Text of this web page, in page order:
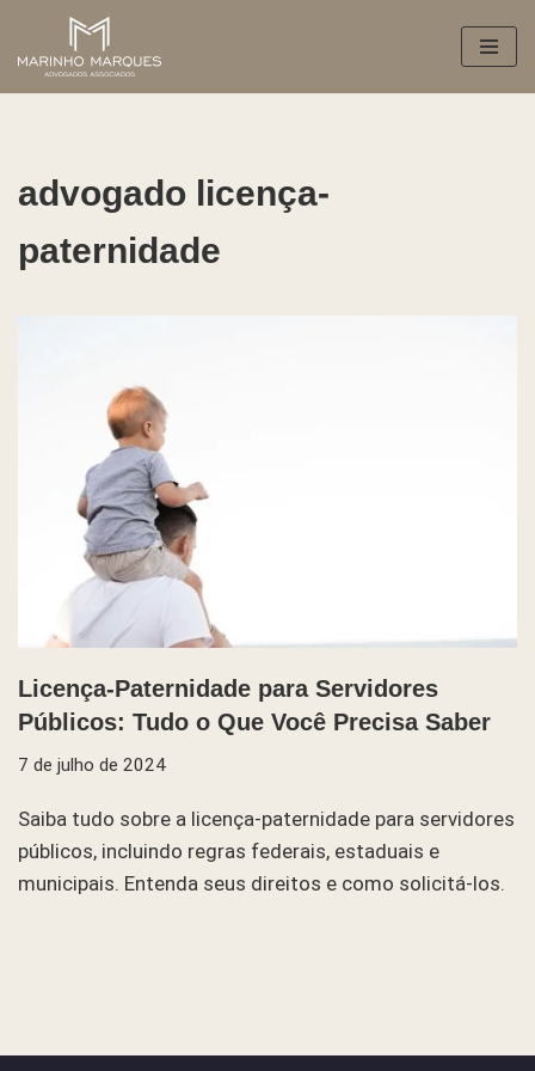
Pular
para
advogado licença-
paternidade
Licença-Paternidade para Servidores
Públicos: Tudo o Que Você Precisa Saber
7 de julho de 2024
Saiba tudo sobre a licença-paternidade para servidores
públicos, incluindo regras federais, estaduais e
municipais. Entenda seus direitos e como solicitá-los.